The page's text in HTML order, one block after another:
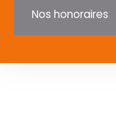
Nos honoraires